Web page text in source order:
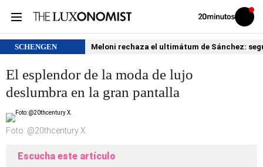
Volver
Iniciar
sesión
SCHENGEN Meloni rechaza el ultimátum de Sánchez:
El esplendor de la moda de lujo
deslumbra en la gran pantalla
Foto: @20thcentury X.
Escucha este artículo